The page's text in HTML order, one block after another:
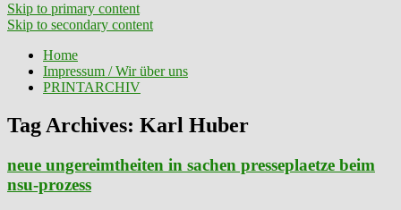
Skip to primary content
Skip to secondary content
Home
Impressum / Wir über uns
PRINTARCHIV
Tag Archives: Karl Huber
neue ungereimtheiten in sachen presseplaetze beim
nsu-prozess